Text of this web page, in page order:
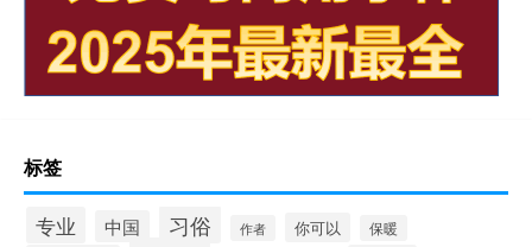
标签
专业 中国 习俗 作者 你可以 保暖